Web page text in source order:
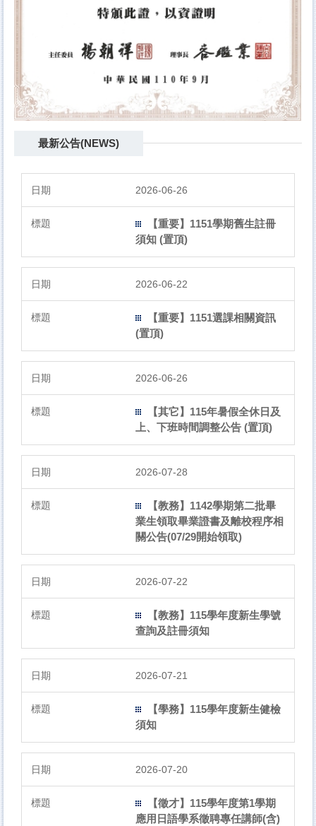
最新公告(NEWS)
2026-06-26
【重要】1151學期舊生註冊
須知 (置頂)
2026-06-22
【重要】1151選課相關資訊
(置頂)
2026-06-26
【其它】115年暑假全休日及
上、下班時間調整公告 (置頂)
2026-07-28
【教務】1142學期第二批畢
業生領取畢業證書及離校程序相
關公告(07/29開始領取)
2026-07-22
【教務】115學年度新生學號
查詢及註冊須知
2026-07-21
【學務】115學年度新生健檢
須知
2026-07-20
【徵才】115學年度第1學期
應用日語學系徵聘專任講師(含)